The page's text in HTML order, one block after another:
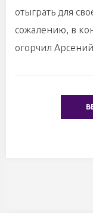
отыграть для
сожалению, в
огорчил